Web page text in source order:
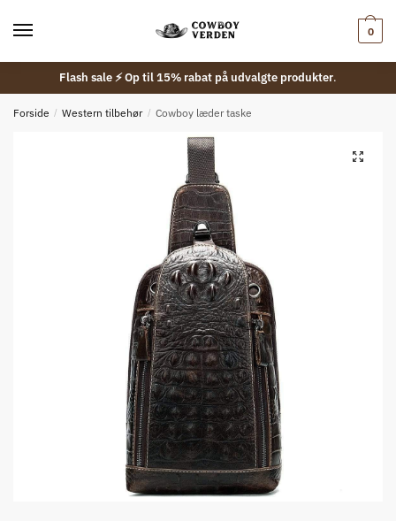
0
Flash sale ⚡ Op til 15% rabat på udvalgte produkter.
Forside / Western tilbehør / Cowboy læder taske
🔍